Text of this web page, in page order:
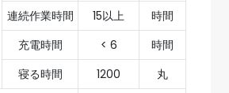
連続作業時間
15以上
時間
充電時間
< 6
時間
寝る時間
1200
丸